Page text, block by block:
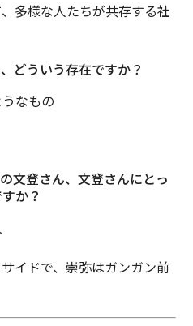
多様な人たちが共存する社
ういう存在ですか？
なもの
登さん、文登さんにとっ
か？
イドで、崇弥はガンガン前